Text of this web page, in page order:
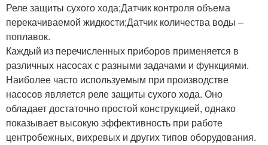
Реле защиты сухого хода;Датчик контроля объема
перекачиваемой жидкости;Датчик количества воды –
поплавок.
Каждый из перечисленных приборов применяется в
различных насосах с разными задачами и функциями.
Наиболее часто используемым при производстве
насосов является реле защиты сухого хода. Оно
обладает достаточно простой конструкцией, однако
показывает высокую эффективность при работе
центробежных, вихревых и других типов оборудования.